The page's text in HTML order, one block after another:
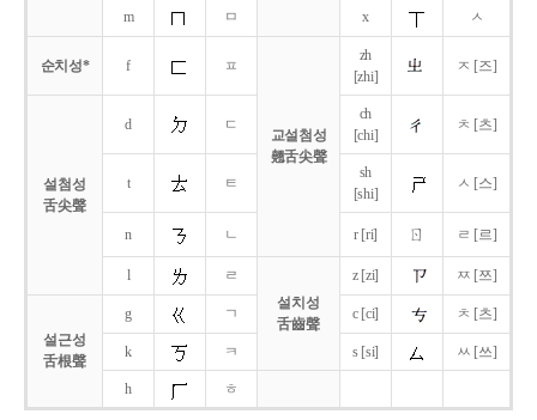
m ㅁ x ㅅ
순치성* f ㅍ
교설첨성
翹舌尖聲
zh
[zhi]
ㅈ [즈]
설첨성
舌尖聲
d ㄷ
ch
[chi]
ㅊ [츠]
t ㅌ
sh
[shi]
ㅅ [스]
n ㄴ r [ri] ㄖ ㄹ [르]
l
ㄹ
설치성
舌齒聲
z [zi] ㅉ [쯔]
설근성
舌根聲
g ㄱ c [ci] ㅊ [츠]
k ㅋ s [si] ㅆ [쓰]
h ㅎ